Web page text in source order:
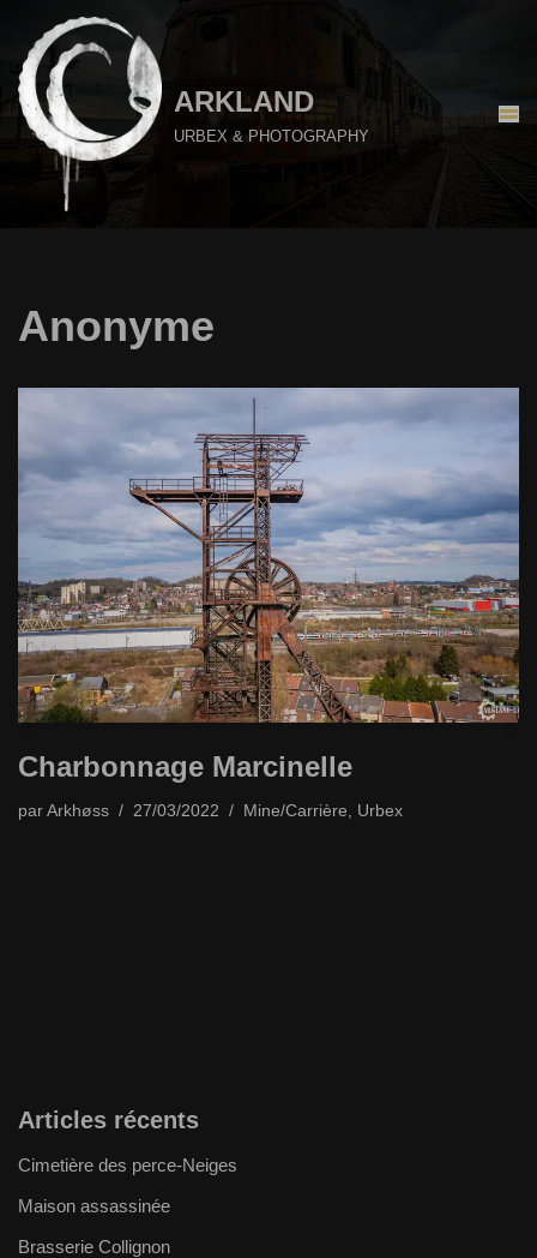
Aller
au
contenu
ARKLAND
URBEX & PHOTOGRAPHY
Anonyme
Charbonnage Marcinelle
par Arkhøss 27/03/2022 Mine/Carrière Urbex
Articles récents
Cimetière des perce-Neiges
Maison assassinée
Brasserie Collignon